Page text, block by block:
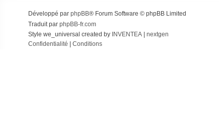
Développé par phpBB® Forum Software © phpBB Limited
Traduit par phpBB-fr.com
Style we_universal created by INVENTEA| nextgen
Confidentialité
Conditions